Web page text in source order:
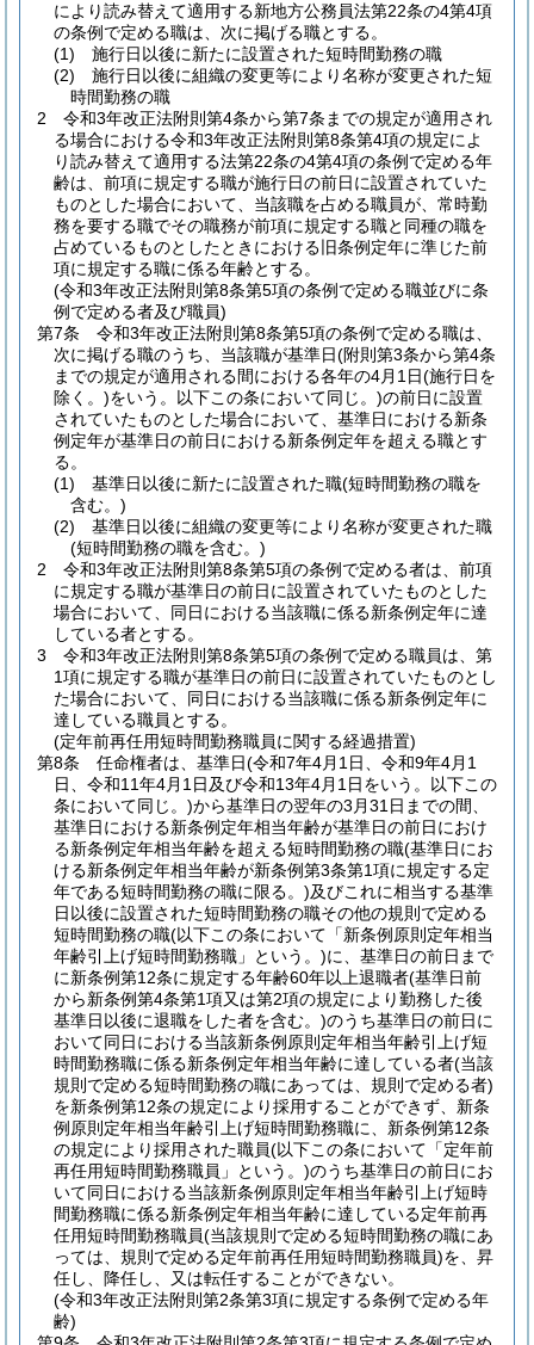
により読み替えて適用する新地方公務員法第22条の4第4項
の条例で定める職は、次に掲げる職とする。
(1)
施行日以後に新たに設置された短時間勤務の職
(2)
施行日以後に組織の変更等により名称が変更された短
時間勤務の職
2
令和3年改正法附則第4条から第7条までの規定が適用され
る場合における令和3年改正法附則第8条第4項の規定によ
り読み替えて適用する法第22条の4第4項の条例で定める年
齢は、前項に規定する職が施行日の前日に設置されていた
ものとした場合において、当該職を占める職員が、常時勤
務を要する職でその職務が前項に規定する職と同種の職を
占めているものとしたときにおける旧条例定年に準じた前
項に規定する職に係る年齢とする。
(令和3年改正法附則第8条第5項の条例で定める職並びに条
例で定める者及び職員)
第7条
令和3年改正法附則第8条第5項の条例で定める職は、
次に掲げる職のうち、当該職が基準日(附則第3条から第4条
までの規定が適用される間における各年の4月1日(施行日を
除く。)をいう。以下この条において同じ。)の前日に設置
されていたものとした場合において、基準日における新条
例定年が基準日の前日における新条例定年を超える職とす
る。
(1)
基準日以後に新たに設置された職(短時間勤務の職を
含む。)
(2)
基準日以後に組織の変更等により名称が変更された職
(短時間勤務の職を含む。)
2
令和3年改正法附則第8条第5項の条例で定める者は、前項
に規定する職が基準日の前日に設置されていたものとした
場合において、同日における当該職に係る新条例定年に達
している者とする。
3
令和3年改正法附則第8条第5項の条例で定める職員は、第
1項に規定する職が基準日の前日に設置されていたものとし
た場合において、同日における当該職に係る新条例定年に
達している職員とする。
(定年前再任用短時間勤務職員に関する経過措置)
第8条
任命権者は、基準日(令和7年4月1日、令和9年4月1
日、令和11年4月1日及び令和13年4月1日をいう。以下この
条において同じ。)から基準日の翌年の3月31日までの間、
基準日における新条例定年相当年齢が基準日の前日におけ
る新条例定年相当年齢を超える短時間勤務の職(基準日にお
ける新条例定年相当年齢が新条例第3条第1項に規定する定
年である短時間勤務の職に限る。)及びこれに相当する基準
日以後に設置された短時間勤務の職その他の規則で定める
短時間勤務の職(以下この条において「新条例原則定年相当
年齢引上げ短時間勤務職」という。)に、基準日の前日まで
に新条例第12条に規定する年齢60年以上退職者(基準日前
から新条例第4条第1項又は第2項の規定により勤務した後
基準日以後に退職をした者を含む。)のうち基準日の前日に
おいて同日における当該新条例原則定年相当年齢引上げ短
時間勤務職に係る新条例定年相当年齢に達している者(当該
規則で定める短時間勤務の職にあっては、規則で定める者)
を新条例第12条の規定により採用することができず、新条
例原則定年相当年齢引上げ短時間勤務職に、新条例第12条
の規定により採用された職員(以下この条において「定年前
再任用短時間勤務職員」という。)のうち基準日の前日にお
いて同日における当該新条例原則定年相当年齢引上げ短時
間勤務職に係る新条例定年相当年齢に達している定年前再
任用短時間勤務職員(当該規則で定める短時間勤務の職にあ
っては、規則で定める定年前再任用短時間勤務職員)を、昇
任し、降任し、又は転任することができない。
(令和3年改正法附則第2条第3項に規定する条例で定める年
齢)